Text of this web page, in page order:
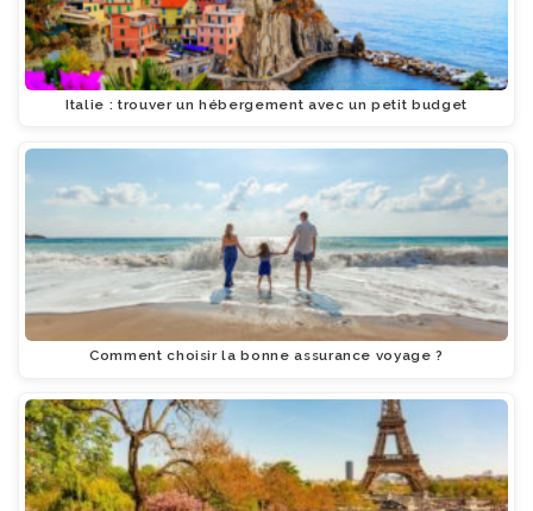
Italie : trouver un hébergement avec un petit budget
Comment choisir la bonne assurance voyage ?